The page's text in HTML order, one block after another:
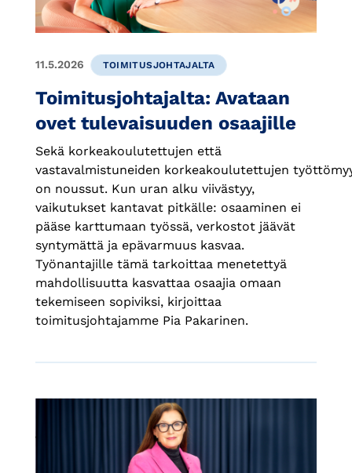
11.5.2026 TOIMITUSJOHTAJALTA
Toimitusjohtajalta: Avataan
ovet tulevaisuuden osaajille
Sekä korkeakoulutettujen että
vastavalmistuneiden korkeakoulutettujen
on noussut. Kun uran alku viivästyy,
vaikutukset kantavat pitkälle: osaaminen ei
pääse karttumaan työssä, verkostot jäävät
syntymättä ja epävarmuus kasvaa.
Työnantajille tämä tarkoittaa menetettyä
mahdollisuutta kasvattaa osaajia omaan
tekemiseen sopiviksi, kirjoittaa
toimitusjohtajamme Pia Pakarinen.